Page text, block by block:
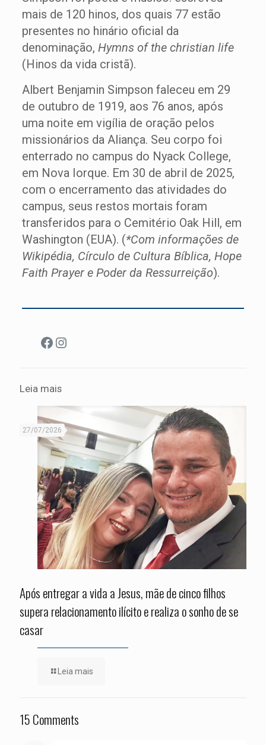
mais de 120 hinos, dos quais 77 estão
presentes no hinário oficial da
denominação, Hymns of the christian life
(Hinos da vida cristã).
Albert Benjamin Simpson faleceu em 29
de outubro de 1919, aos 76 anos, após
uma noite em vigília de oração pelos
missionários da Aliança. Seu corpo foi
enterrado no campus do Nyack College,
em Nova Iorque. Em 30 de abril de 2025,
com o encerramento das atividades do
campus, seus restos mortais foram
transferidos para o Cemitério Oak Hill, em
Washington (EUA). (*Com informações de
Wikipédia, Círculo de Cultura Bíblica, Hope
Faith Prayer e Poder da Ressurreição).
Facebook
Instagram
Leia mais
27/07/2026
Após entregar a vida a Jesus, mãe de cinco filhos
supera relacionamento ilícito e realiza o sonho de se
casar
Leia mais
15 Comments